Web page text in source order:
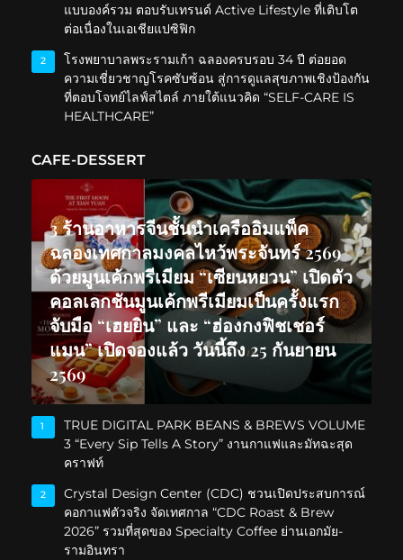
แบบองค์รวม ตอบรับเทรนด์ Active Lifestyle ที่เติบโต
ต่อเนื่องในเอเชียแปซิฟิก
2
โรงพยาบาลพระรามเก้า ฉลองครบรอบ 34 ปี ต่อยอด
ความเชี่ยวชาญโรคซับซ้อน สู่การดูแลสุขภาพเชิงป้องกัน
ที่ตอบโจทย์ไลฟ์สไตล์ ภายใต้แนวคิด “SELF-CARE IS
HEALTHCARE”
CAFE-DESSERT
3 ร้านอาหารจีนชั้นนำเครืออิมแพ็ค
ฉลองเทศกาลมงคลไหว้พระจันทร์ 2569
ด้วยมูนเค้กพรีเมียม “เซียนหยวน” เปิดตัว
คอลเลกชันมูนเค้กพรีเมียมเป็นครั้งแรก
จับมือ “เฮยยิน” และ “ฮ่องกงฟิชเชอร์
แมน” เปิดจองแล้ว วันนี้ถึง 25 กันยายน
2569
1
TRUE DIGITAL PARK BEANS & BREWS VOLUME
3 “Every Sip Tells A Story” งานกาแฟและมัทฉะสุด
คราฟท์
2
Crystal Design Center (CDC) ชวนเปิดประสบการณ์
คอกาแฟตัวจริง จัดเทศกาล “CDC Roast & Brew
2026” รวมที่สุดของ Specialty Coffee ย่านเอกมัย-
รามอินทรา